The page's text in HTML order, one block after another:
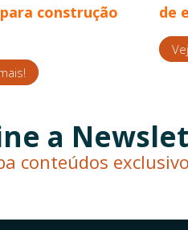
construção
de
a
conteúdos